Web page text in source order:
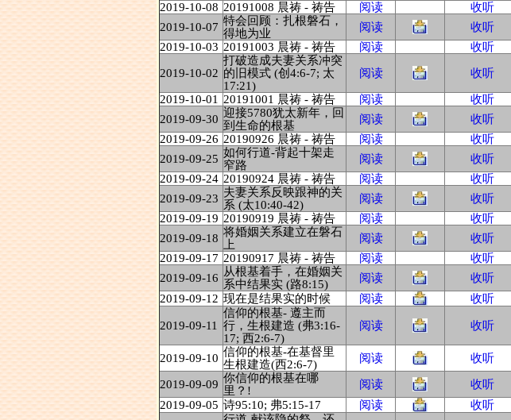
2019-10-08 20191008 晨祷 - 祷告 阅读 收听
2019-10-07 特会回顾：扎根磐石，
得地为业
阅读 收听
2019-10-03 20191003 晨祷 - 祷告 阅读 收听
2019-10-02
打破造成夫妻关系冲突
的旧模式 (创4:6-7; 太
17:21)
阅读 收听
2019-10-01 20191001 晨祷 - 祷告 阅读 收听
2019-09-30 迎接5780犹太新年，回
到生命的根基
阅读 收听
2019-09-26 20190926 晨祷 - 祷告 阅读 收听
2019-09-25 如何行道-背起十架走
窄路
阅读 收听
2019-09-24 20190924 晨祷 - 祷告 阅读 收听
2019-09-23 夫妻关系反映跟神的关
系 (太10:40-42)
阅读 收听
2019-09-19 20190919 晨祷 - 祷告 阅读 收听
2019-09-18 将婚姻关系建立在磐石
上
阅读 收听
2019-09-17 20190917 晨祷 - 祷告 阅读 收听
2019-09-16 从根基着手，在婚姻关
系中结果实 (路8:15)
阅读 收听
2019-09-12 现在是结果实的时候 阅读 收听
2019-09-11
信仰的根基- 遵主而
行，生根建造 (弗3:16-
17; 西2:6-7)
阅读 收听
2019-09-10 信仰的根基-在基督里
生根建造(西2:6-7)
阅读 收听
2019-09-09 你信仰的根基在哪
里？!
阅读 收听
2019-09-05 诗95:10; 弗5:15-17 阅读 收听